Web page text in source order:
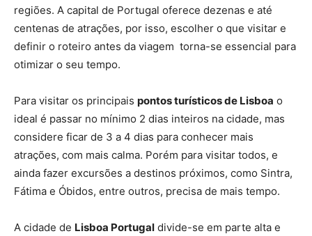
regiões. A capital de Portugal oferece dezenas e até
centenas de atrações, por isso, escolher o que visitar e
definir o roteiro antes da viagem torna-se essencial para
otimizar o seu tempo.
Para visitar os principais pontos turísticos de Lisboa o
ideal é passar no mínimo 2 dias inteiros na cidade, mas
considere ficar de 3 a 4 dias para conhecer mais
atrações, com mais calma. Porém para visitar todos, e
ainda fazer excursões a destinos próximos, como Sintra,
Fátima e Óbidos, entre outros, precisa de mais tempo.
A cidade de Lisboa Portugal divide-se em parte alta e